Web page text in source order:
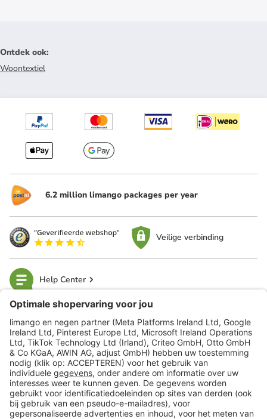
Ontdek ook:
Woontextiel
6.2 million limango packages per year
Veilige verbinding
Help Center
limango
Veilig winkelen
Klantenservice
Shop